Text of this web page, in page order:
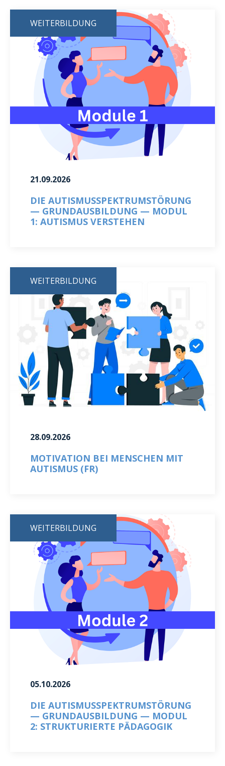
WEITERBILDUNG
21.09.2026
DIE AUTISMUSSPEKTRUMSTÖRUNG
— GRUNDAUSBILDUNG — MODUL
1: AUTISMUS VERSTEHEN
WEITERBILDUNG
28.09.2026
MOTIVATION BEI MENSCHEN MIT
AUTISMUS (FR)
WEITERBILDUNG
05.10.2026
DIE AUTISMUSSPEKTRUMSTÖRUNG
— GRUNDAUSBILDUNG — MODUL
2: STRUKTURIERTE PÄDAGOGIK